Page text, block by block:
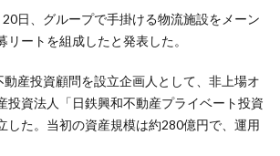
日、グループで手掛ける物流施設をメーン
ートを組成したと発表した。
産投資顧問を設立企画人として、非上場オ
投資法人「日鉄興和不動産プライベート投資
した。当初の資産規模は約280億円で、運用